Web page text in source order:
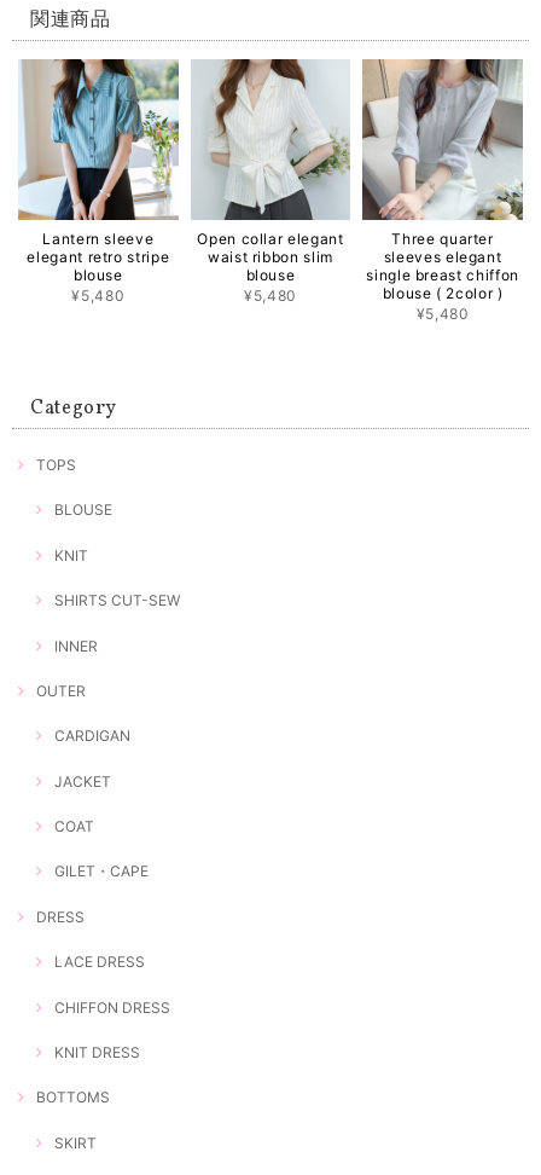
関連商品
Lantern sleeve
elegant retro stripe
blouse
¥5,480
Open collar elegant
waist ribbon slim
blouse
¥5,480
Three quarter
sleeves elegant
single breast chiffon
blouse ( 2color )
¥5,480
Category
TOPS
BLOUSE
KNIT
SHIRTS CUT-SEW
INNER
OUTER
CARDIGAN
JACKET
COAT
GILET・CAPE
DRESS
LACE DRESS
CHIFFON DRESS
KNIT DRESS
BOTTOMS
SKIRT